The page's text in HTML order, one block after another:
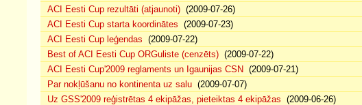
ACI Eesti Cup rezultāti (atjaunoti) (2009-07-26)
ACI Eesti Cup starta koordinātes (2009-07-23)
ACI Eesti Cup leģendas (2009-07-22)
Best of ACI Eesti Cup ORGuliste (cenzēts) (2009-07-22)
ACI Eesti Cup'2009 reglaments un Igaunijas CSN (2009-07-21)
Par nokļūšanu no kontinenta uz salu (2009-07-07)
Uz GSS'2009 reģistrētas 4 ekipāžas, pieteiktas 4 ekipāžas (2009-06-26)